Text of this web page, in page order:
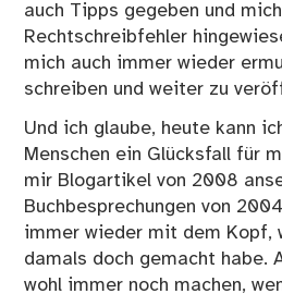
auch Tipps gegeben und
Rechtschreibfehler
mich auch immer wieder
schreiben und weiter zu
Und ich glaube, heute kann
Menschen ein Glücksfall für
mir Blogartikel von 2008
Buchbesprechungen von
immer wieder mit dem Kopf,
damals doch gemacht habe.
wohl immer noch machen,